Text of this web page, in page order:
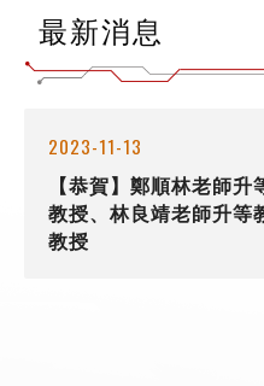
最新消息
2023-11-13
【恭賀】鄭順林老師
教授、林良靖老師升等
教授